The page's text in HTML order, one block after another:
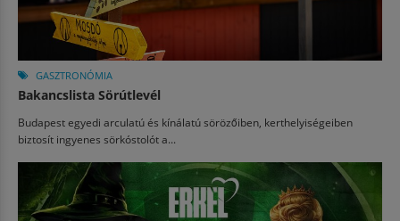
GASZTRONÓMIA
Bakancslista Sörútlevél
Budapest egyedi arculatú és kínálatú sörözőiben, kerthelyiségeiben
biztosít ingyenes sörkóstolót a...